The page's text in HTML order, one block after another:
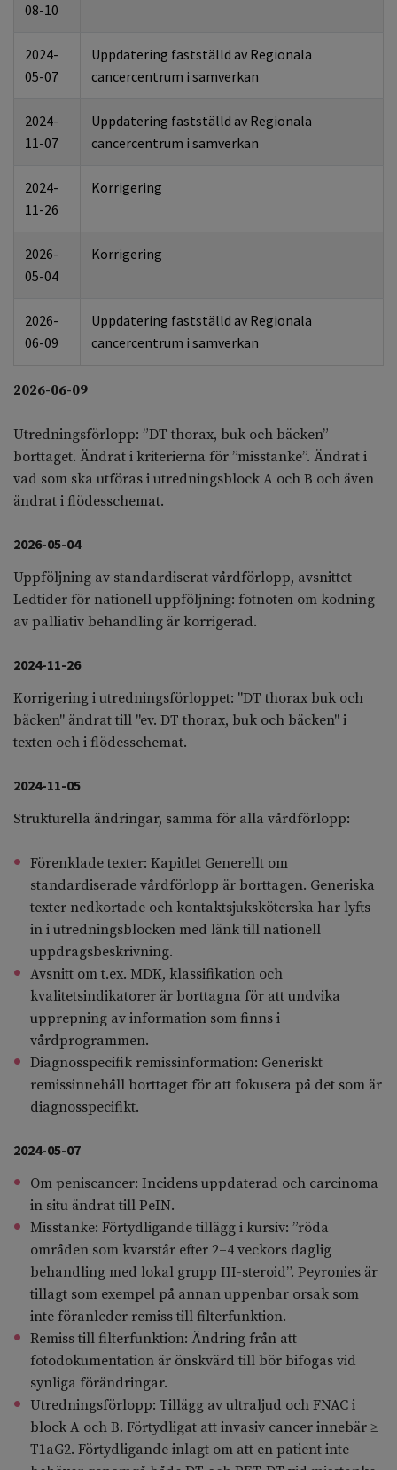
08-10
2024-
05-07
Uppdatering fastställd av Regionala
cancercentrum i samverkan
2024-
11-07
Uppdatering fastställd av Regionala
cancercentrum i samverkan
2024-
11-26
Korrigering
2026-
05-04
Korrigering
2026-
06-09
Uppdatering fastställd av Regionala
cancercentrum i samverkan
2026-06-09
Utredningsförlopp: ”DT thorax, buk och bäcken”
borttaget. Ändrat i kriterierna för ”misstanke”. Ändrat i
vad som ska utföras i utredningsblock A och B och även
ändrat i flödesschemat.
2026-05-04
Uppföljning av standardiserat vårdförlopp, avsnittet
Ledtider för nationell uppföljning: fotnoten om kodning
av palliativ behandling är korrigerad.
2024-11-26
Korrigering i utredningsförloppet: "DT thorax buk och
bäcken" ändrat till "ev. DT thorax, buk och bäcken" i
texten och i flödesschemat.
2024-11-05
Strukturella ändringar, samma för alla vårdförlopp:
Förenklade texter: Kapitlet Generellt om
standardiserade vårdförlopp är borttagen. Generiska
texter nedkortade och kontaktsjuksköterska har lyfts
in i utredningsblocken med länk till nationell
uppdragsbeskrivning.
Avsnitt om t.ex. MDK, klassifikation och
kvalitetsindikatorer är borttagna för att undvika
upprepning av information som finns i
vårdprogrammen.
Diagnosspecifik remissinformation: Generiskt
remissinnehåll borttaget för att fokusera på det som är
diagnosspecifikt.
2024-05-07
Om peniscancer: Incidens uppdaterad och carcinoma
in situ ändrat till PeIN.
Misstanke: Förtydligande tillägg i kursiv: ”röda
områden som kvarstår efter 2–4 veckors daglig
behandling med lokal grupp III-steroid”. Peyronies är
tillagt som exempel på annan uppenbar orsak som
inte föranleder remiss till filterfunktion.
Remiss till filterfunktion: Ändring från att
fotodokumentation är önskvärd till bör bifogas vid
synliga förändringar.
Utredningsförlopp: Tillägg av ultraljud och FNAC i
block A och B. Förtydligat att invasiv cancer innebär ≥
T1aG2. Förtydligande inlagt om att en patient inte